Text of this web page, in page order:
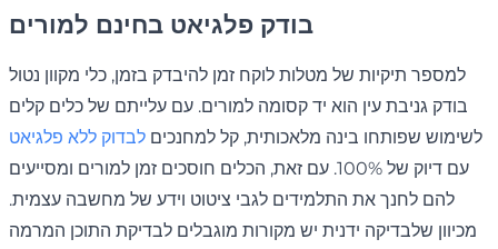
בודק פלגיאט בחינם למורים
למספר תיקיות של מטלות לוקח זמן להיבדק בזמן, כלי מקוון נטול
בודק גניבת עין הוא יד קסומה למורים. עם עלייתם של כלים קלים
לשימוש שפותחו בינה מלאכותית, קל למחנכים לבדוק ללא פלגיאט
עם דיוק של 100%. עם זאת, הכלים חוסכים זמן למורים ומסייעים
להם לחנך את התלמידים לגבי ציטוט וידע של מחשבה עצמית.
מכיוון שלבדיקה ידנית יש מקורות מוגבלים לבדיקת התוכן המרמה